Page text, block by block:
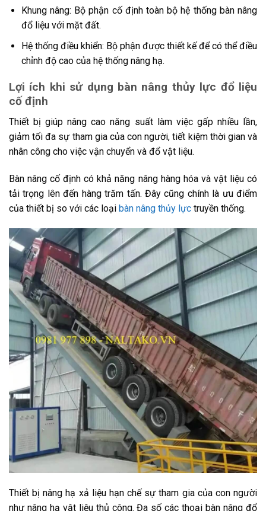
Khung nâng: Bộ phận cố định toàn bộ hệ thống bàn nâng
đổ liệu với mặt đất.
Hệ thống điều khiển: Bộ phận được thiết kế để có thể điều
chỉnh độ cao của hệ thống nâng hạ.
Lợi ích khi sử dụng bàn nâng thủy lực đổ liệu
cố định
Thiết bị giúp nâng cao năng suất làm việc gấp nhiều lần,
giảm tối đa sự tham gia của con người, tiết kiệm thời gian và
nhân công cho việc vận chuyển và đổ vật liệu.
Bàn nâng cố định có khả năng nâng hàng hóa và vật liệu có
tải trọng lên đến hàng trăm tấn. Đây cũng chính là ưu điểm
của thiết bị so với các loại bàn nâng thủy lực truyền thống.
Thiết bị nâng hạ xả liệu hạn chế sự tham gia của con người
như nâng hạ vật liệu thủ công. Đa số các thoại bàn nâng đổ